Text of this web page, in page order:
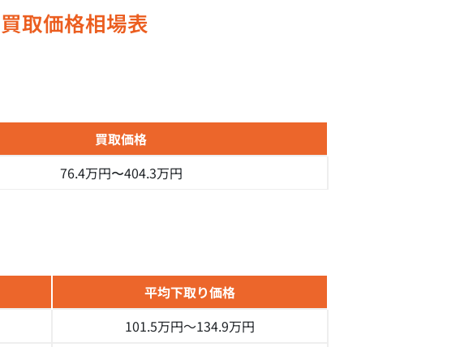
買取価格相場表
買取価格
76.4万円〜404.3万円
平均下取り価格
101.5万円～134.9万円